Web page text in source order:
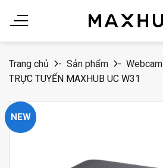
đến
Trang chủ
- Sản phẩm - Webcam
TRỰC TUYẾN MAXHUB UC W31
NEW